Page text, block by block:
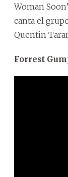
Woman
canta el
Quentin
Forrest